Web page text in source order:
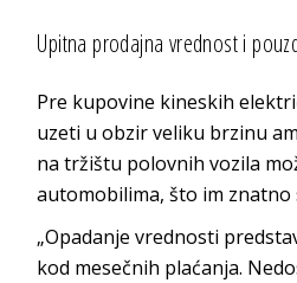
Upitna prodajna vrednost i
Pre kupovine kineskih
uzeti u obzir veliku brzinu
na tržištu polovnih vozila
automobilima, što im znatno
„Opadanje vrednosti
kod mesečnih plaćanja.